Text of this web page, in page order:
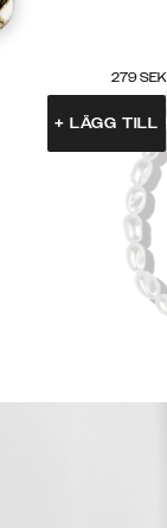
279 SEK
+ LÄGG TILL